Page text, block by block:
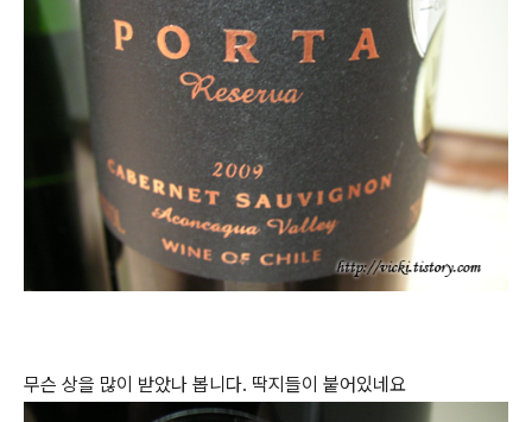
무슨 상을 많이 받았나 봅니다. 딱지들이 붙어있네요